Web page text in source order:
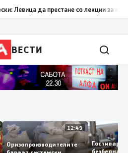
Левица да престане со лекции за
ВЕСТИ
12:49
Оризопроизводителите